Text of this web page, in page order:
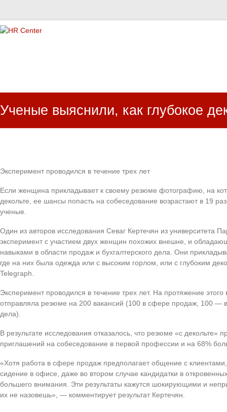
Ученые выяснили, как глубокое
Эксперимент проводился в течение трех лет
Если женщина прикладывает к своему резюме фотографию, на
декольте, ее шансы попасть на собеседование возрастают в 19
ученые.
Один из авторов исследования Севаг Кертечян из университета
эксперимент с участием двух женщин похожих внешне, и
навыками в области продаж и бухгалтерского дела. Они
где на них была одежда или с высоким горлом, или с глубоким
Telegraph.
Эксперимент проводился в течение трех лет. На протяжение
отправляла резюме на 200 вакансий (100 в сфере продаж, 100 — в
дела).
В результате исследования отказалось, что резюме «с декольте»
приглашений на собеседование в первой профессии и на 68%
«Хотя работа в сфере продаж предполагает общение с
сидение в офисе, даже во втором случае кандидатки в
большего внимания. Эти результаты кажутся шокирующими и
их не назовешь», — комментирует результат Кертечян.